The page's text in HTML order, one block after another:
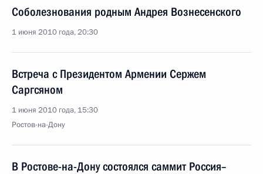
Соболезнования родным Андрея Вознесенского
1 июня 2010 года, 20:30
Встреча с Президентом Армении Сержем
Саргсяном
1 июня 2010 года, 15:30
Ростов-на-Дону
В Ростове-на-Дону состоялся саммит Россия–